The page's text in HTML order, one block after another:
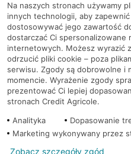
RODO
Regulamin serwisu
Mapa serwisu
PolitykaCookies
Na naszych stronach używamy
innych technologii, aby
dostosowywać jego zawartość
dostarczać Ci spersonalizowane
internetowych. Możesz wyrazić
odrzucić pliki cookie – poza
serwisu. Zgody są dobrowolne i
momencie. Wyrażenie zgody
prezentować Ci lepiej
stronach Credit Agricole.
Analityka
Dopasowanie
Marketing wykonywany przez
Zobacz szczegóły zgód